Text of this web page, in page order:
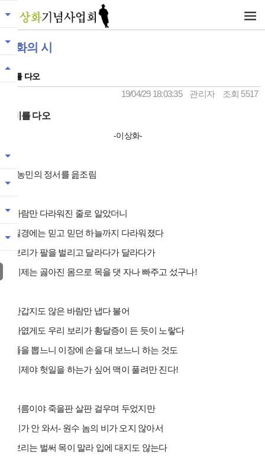
상화의 시
비를 다오
19/04/29 18:03:35 관리자 조회 5517
비를 다오
-이상화-
- 농민의 정서를 읊조림
사람만 다라워진 줄로 알았더니
필경에는 믿고 믿던 하늘까지 다라워졌다
보리가 팔을 벌리고 달라다가 달라다가
이제는 곯아진 몸으로 목을 댓 자나 빠주고 섰구나!
반갑지도 않은 바람만 냅다 불어
가엾게도 우리 보리가 황달증이 든 듯이 노랗다
풀을 뽑느니 이장에 손을 대 보느니 하는 것도
이제야 헛일을 하는가 싶어 맥이 풀려만 진다!
거름이야 죽을판 살판 걸우며 두었지만
비가 안 와서- 원수 놈의 비가 오지 않아서
보리는 벌써 목이 말라 입에 대지도 않는다